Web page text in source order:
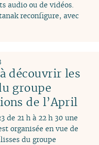
audio ou de vidéos.
reconfigure, avec
découvrir les
groupe
de l’April
de 21 h à 22 h 30 une
organisée en vue de
du groupe